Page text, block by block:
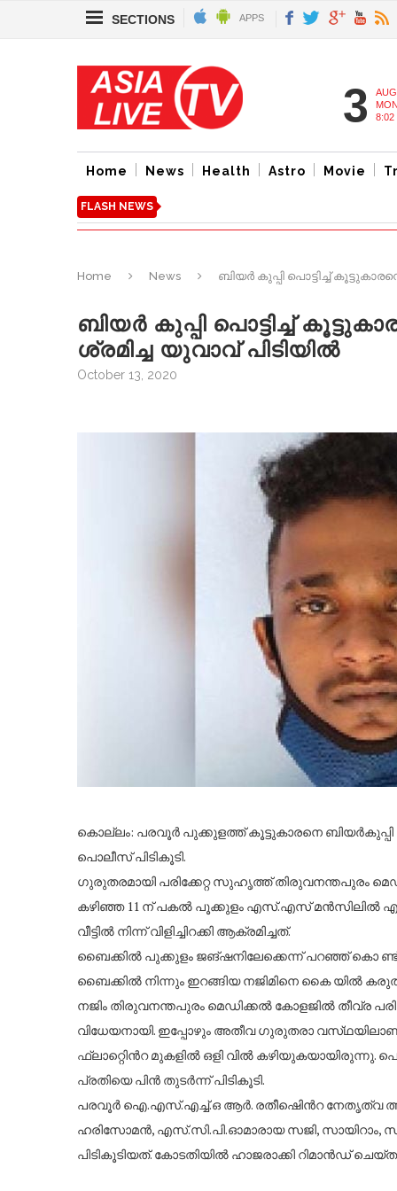
SECTIONS APPS
3
8:02
Home News Health Astro Movie
FLASH NEWS
Home News ബിയര്‍ കുപ്പി പൊട്ടിച്ച്‌
ബിയര്‍ കുപ്പി പൊട്ടിച്ച്‌
ശ്രമിച്ച യുവാവ് പിടിയില്‍
October 13, 2020
കൊല്ലം: പരവൂര് പുക്കുളത്ത് കൂട്ടുകാരനെ ബിയര്
പൊലീസ്​ പിടികൂടി.
ഗുരുതരമായി പരിക്കേറ്റ സുഹൃത്ത് തിരുവനന്തപുരം
കഴിഞ്ഞ 11 ന് പകല് പൂക്കുളം എസ്.എസ് മന്സിലില്
വീട്ടില് നിന്ന് വിളിച്ചിറക്കി ആക്രമിച്ചത്.
ബൈക്കില് പുക്കുളം ജങ്ഷനിലേക്കെന്ന് പറഞ്ഞ് കൊ
ബൈക്കില് നിന്നും ഇറങ്ങിയ നജിമിനെ കൈ യില്
നജിം തിരുവനന്തപുരം മെഡിക്കല് കോളജില് തീവ്ര
വിധേയനായി. ഇപ്പോഴും അതീവ ഗുരുതരാ
ഫ്ലാറ്റിെന്റ മുകളില് ഒളി വില് കഴിയുകയായിരുന്നു.
പ്രതിയെ പിന് തുടര്ന്ന് പിടികൂടി.
പരവൂര് ഐ.എസ്.എച്ച്‌.ഒ ആര്. രതീഷിെന്റ നേതൃത്വ
ഹരിസോമന്, എസ്.സി.പി.ഓമാരായ സജി,
പിടികൂടിയത്. കോടതിയില് ഹാജരാക്കി റിമാന്ഡ്